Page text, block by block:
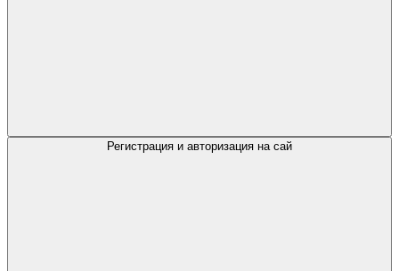
Регистрация и авторизация на сай